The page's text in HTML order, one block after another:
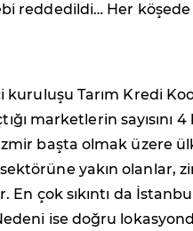
reddedildi… Her
Tarım Kredi
marketlerin sayısını 4
başta olmak üzere
yakın olanlar,
En çok sıkıntı da
ise doğru